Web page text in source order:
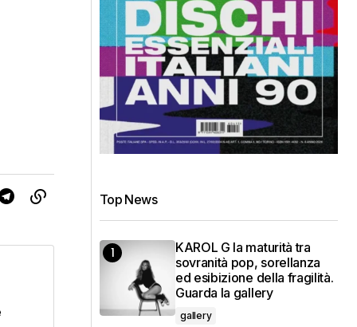
Top News
KAROL G la maturità tra
sovranità pop, sorellanza
ed esibizione della fragilità.
Guarda la gallery
gallery